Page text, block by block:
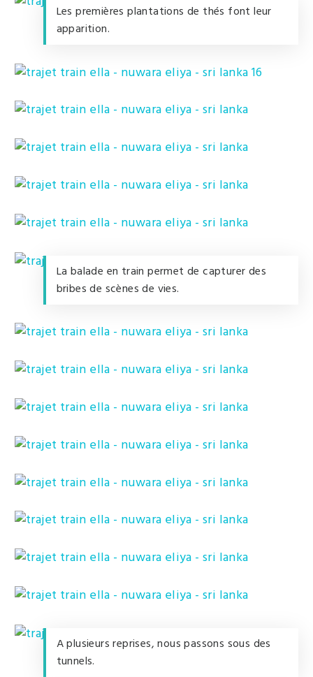
Les premières plantations de thés font leur
apparition.
La balade en train permet de capturer des
bribes de scènes de vies.
A plusieurs reprises, nous passons sous des
tunnels.